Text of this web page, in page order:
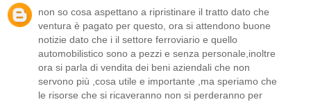
non so cosa aspettano a ripristinare il tratto dato che
ventura è pagato per questo, ora si attendono buone
notizie dato che i il settore ferroviario e quello
automobilistico sono a pezzi e senza personale,inoltre
ora si parla di vendita dei beni aziendali che non
servono più ,cosa utile e importante ,ma speriamo che
le risorse che si ricaveranno non si perderanno per